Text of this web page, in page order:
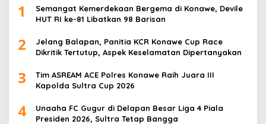
1
Semangat Kemerdekaan Bergema di Konawe, Devile
HUT RI ke-81 Libatkan 98 Barisan
2
Jelang Balapan, Panitia KCR Konawe Cup Race
Dikritik Tertutup, Aspek Keselamatan Dipertanyakan
3
Tim ASREAM ACE Polres Konawe Raih Juara III
Kapolda Sultra Cup 2026
4
Unaaha FC Gugur di Delapan Besar Liga 4 Piala
Presiden 2026, Sultra Tetap Bangga